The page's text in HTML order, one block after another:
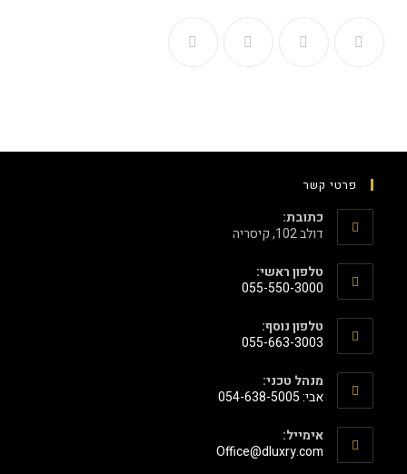
פרטי קשר
כתובת:
דולב 102, קיסריה
טלפון ראשי:
055-550-3000
טלפון נוסף:
055-663-3003
מנהל טכני:
אבי: 054-638-5005
אימייל:
‫Office@dluxry.com‬